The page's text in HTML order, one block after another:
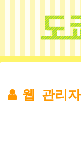
웹 관리자